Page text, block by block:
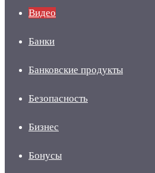
Видео
Банки
Банковские продукты
Безопасность
Бизнес
Бонусы